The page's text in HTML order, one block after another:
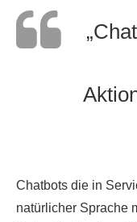
Chatbots die in
natürlicher Sprache